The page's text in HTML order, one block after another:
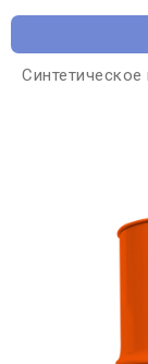
Синтетическое